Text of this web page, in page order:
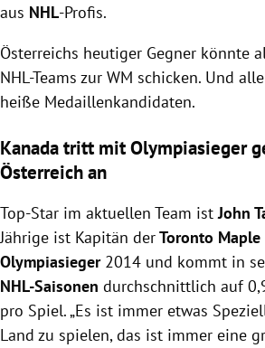
Freiluft-Spielfelder
Größte Erfolge
Weltrangliste
aus NHL-Profis.
Österreichs heutiger Gegner könnte
NHL-Teams zur WM schicken. Und
heiße Medaillenkandidaten.
Kanada tritt mit Olympiasieger
Österreich an
Top-Star im aktuellen Team istJohn
Jährige ist Kapitän derToronto Maple
Olympiasieger 2014 und kommt in
NHL-Saisonen durchschnittlich auf
pro Spiel. „Es ist immer etwas
Land zu spielen, das ist immer eine